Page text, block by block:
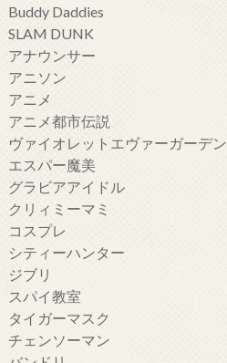
Buddy Daddies
SLAM DUNK
アナウンサー
アニソン
アニメ
アニメ都市伝説
ヴァイオレットエヴァーガーデン
エスパー魔美
グラビアアイドル
クリィミーマミ
コスプレ
シティーハンター
ジブリ
スパイ教室
タイガーマスク
チェンソーマン